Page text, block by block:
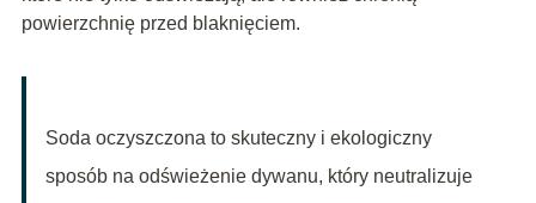
powierzchnię przed blaknięciem.
Soda oczyszczona to skuteczny i ekologiczny
sposób na odświeżenie dywanu, który neutralizuje